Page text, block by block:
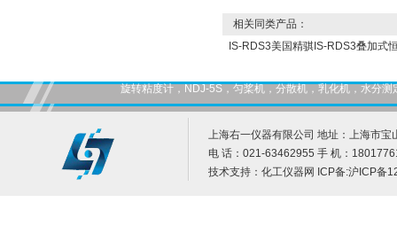
相关同类产品：
IS-RDS3美国精骐IS-RDS3叠加式
旋转粘度计，NDJ-5S，匀桨机，分散机，乳化机，水分
上海右一仪器有限公司 地址：上海市宝
电 话：021-63462955 手 机：
技术支持： 化工仪器网 ICP备:沪ICP备